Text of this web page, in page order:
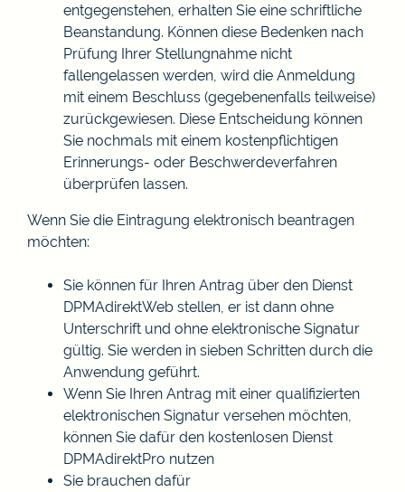
entgegenstehen, erhalten Sie eine schriftliche
Beanstandung. Können diese Bedenken nach
Prüfung Ihrer Stellungnahme nicht
fallengelassen werden, wird die Anmeldung
mit einem Beschluss (gegebenenfalls teilweise)
zurückgewiesen. Diese Entscheidung können
Sie nochmals mit einem kostenpflichtigen
Erinnerungs- oder Beschwerdeverfahren
überprüfen lassen.
Wenn Sie die Eintragung elektronisch beantragen
möchten:
Sie können für Ihren Antrag über den Dienst
DPMAdirektWeb stellen, er ist dann ohne
Unterschrift und ohne elektronische Signatur
gültig. Sie werden in sieben Schritten durch die
Anwendung geführt.
Wenn Sie Ihren Antrag mit einer qualifizierten
elektronischen Signatur versehen möchten,
können Sie dafür den kostenlosen Dienst
DPMAdirektPro nutzen
Sie brauchen dafür